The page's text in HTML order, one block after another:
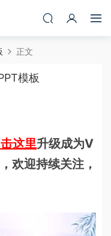
正文
模板
这里升级成为V
，欢迎持续关注，